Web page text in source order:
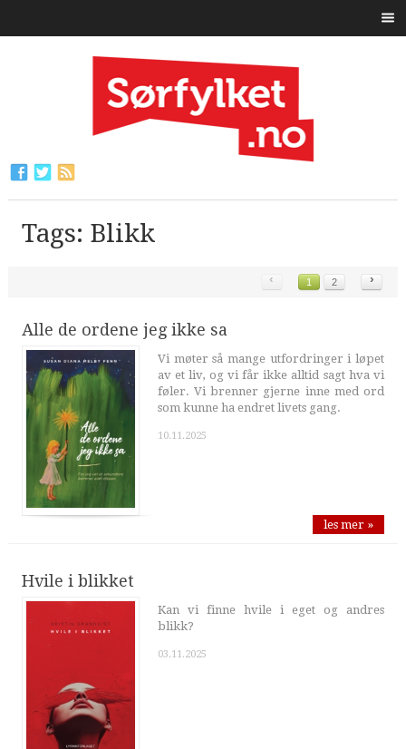
Tags: Blikk
‹ 1 2 ›
Alle de ordene jeg ikke sa
Vi møter så mange utfordringer i løpet
av et liv, og vi får ikke alltid sagt hva vi
føler. Vi brenner gjerne inne med ord
som kunne ha endret livets gang.
10.11.2025
les mer »
Hvile i blikket
Kan vi finne hvile i eget og andres
blikk?
03.11.2025